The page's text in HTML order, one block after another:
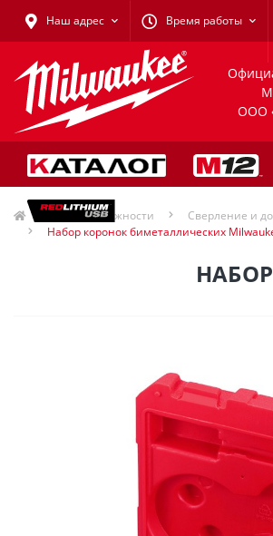
Наш адрес Время работы
ООО
Принадлежности Сверление и
Набор коронок биметаллических